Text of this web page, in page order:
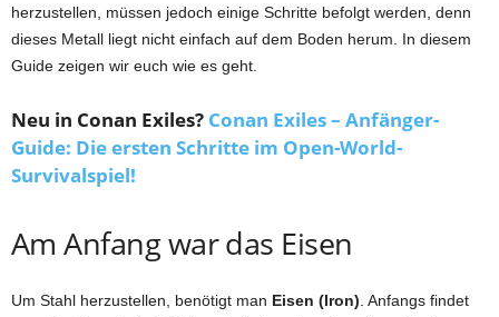
herzustellen, müssen jedoch einige Schritte befolgt werden, denn
dieses Metall liegt nicht einfach auf dem Boden herum. In diesem
Guide zeigen wir euch wie es geht.
Neu in Conan Exiles? Conan Exiles – Anfänger-
Guide: Die ersten Schritte im Open-World-
Survivalspiel!
Am Anfang war das Eisen
Um Stahl herzustellen, benötigt man Eisen (Iron). Anfangs findet